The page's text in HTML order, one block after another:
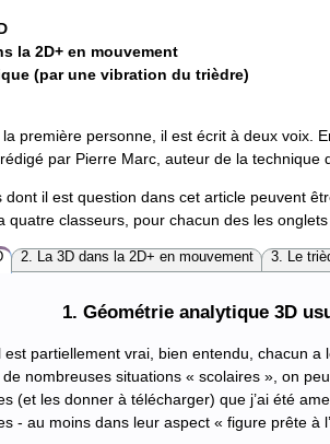
la 2D+ en mouvement
(par une vibration du trièdre)
la première personne, il est écrit à deux
par Pierre Marc, auteur de la technique
dont il est question dans cet article peuvent
quatre classeurs, pour chacun des les
2. La 3D dans la 2D+ en mouvement 3. Le
1. Géométrie analytique 3D
est partiellement vrai, bien entendu, chacun
nombreuses situations « scolaires », on
(et les donner à télécharger) que j’ai été
- au moins dans leur aspect « figure prête